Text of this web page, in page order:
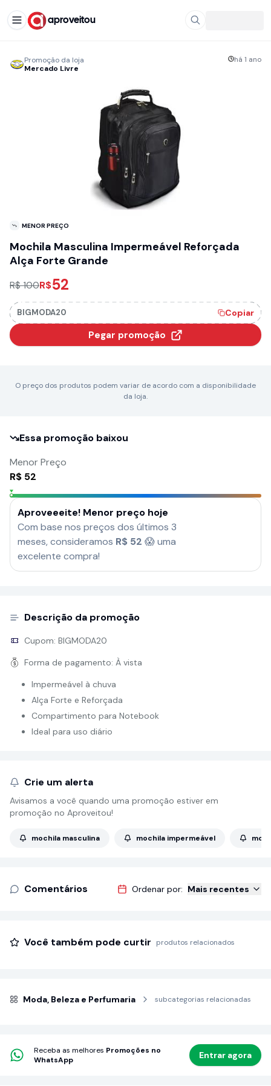
aproveitou
Promoção da loja
Mercado Livre
há 1 ano
MENOR PREÇO
Mochila Masculina Impermeável Reforçada
Alça Forte Grande
R$ 100R$52
BIGMODA20 Copiar
Pegar promoção
O preço dos produtos podem variar de acordo com a disponibilidade
da loja.
Essa promoção baixou
Menor Preço
R$ 52
Aproveeeite! Menor preço hoje
Com base nos preços dos últimos 3
meses, consideramos R$ 52 😱 uma
excelente compra!
Descrição da promoção
Cupom: BIGMODA20
Forma de pagamento: À vista
Impermeável à chuva
Alça Forte e Reforçada
Compartimento para Notebook
Ideal para uso diário
Crie um alerta
Avisamos a você quando uma promoção estiver em
promoção no Aproveitou!
mochila masculina mochila impermeável
Comentários Ordenar por: Mais recentes
Você também pode curtir produtos relacionados
Moda, Beleza e Perfumaria subcategorias relacionadas
Receba as melhores Promoções no
WhatsApp
Entrar agora